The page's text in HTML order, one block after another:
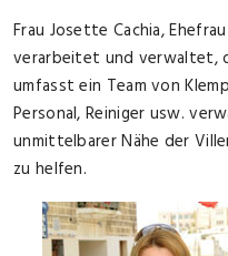
Frau Josette Cachia,
verarbeitet und verwaltet,
umfasst ein Team von
Personal, Reiniger usw.
unmittelbarer Nähe der
zu helfen.